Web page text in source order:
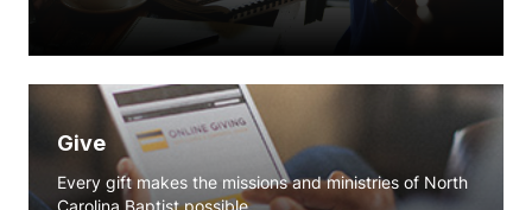
Give
Every gift makes the missions and ministries of North